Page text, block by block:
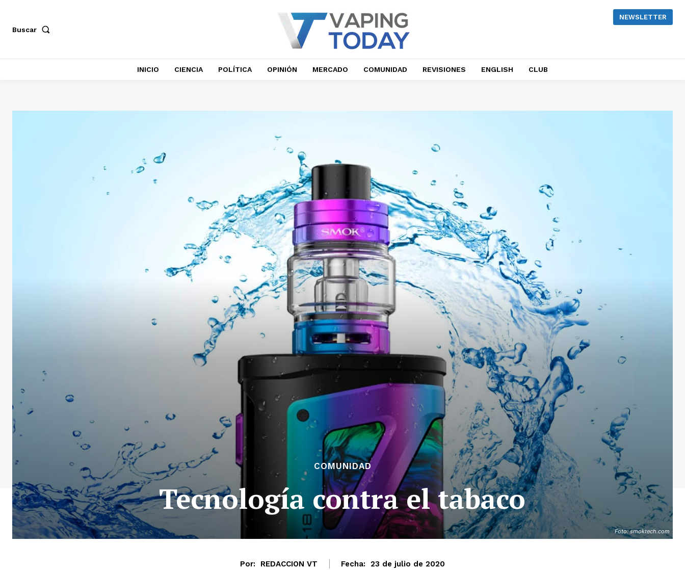
Buscar
NEWSLETTER
INICIO CIENCIA POLÍTICA OPINIÓN MERCADO COMUNIDAD REVISIONES ENGLISH CLUB
Foto: smoktech.com
COMUNIDAD
Tecnología contra el tabaco
Por: REDACCION VT Fecha: 23 de julio de 2020